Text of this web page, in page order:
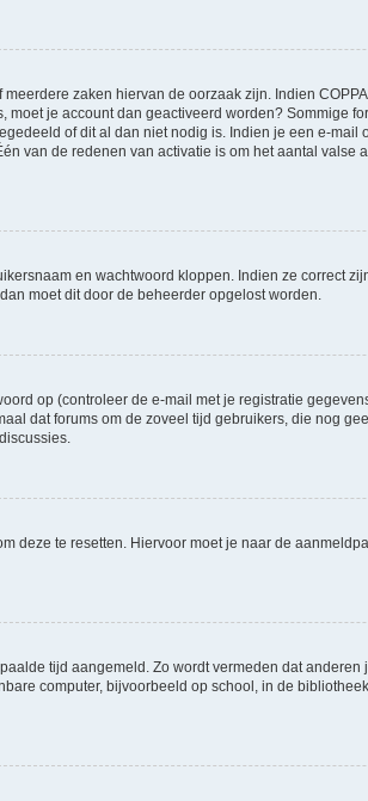
zaken hiervan de oorzaak zijn. Indien
je account dan geactiveerd worden? Sommige
of dit al dan niet nodig is. Indien je een e-
van de redenen van activatie is om het aantal valse
en wachtwoord kloppen. Indien ze correct
moet dit door de beheerder opgelost worden.
op (controleer de e-mail met je registratie
dat forums om de zoveel tijd gebruikers, die nog
deze te resetten. Hiervoor moet je naar de
tijd aangemeld. Zo wordt vermeden dat
computer, bijvoorbeeld op school, in de